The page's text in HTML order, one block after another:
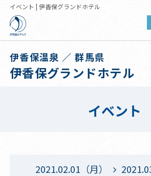
イベント | 伊香保グランドホテル
伊香保温泉 ／ 群馬県
伊香保グランドホテル
イベント
2021.02.01（月）